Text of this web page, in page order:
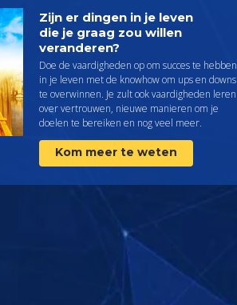
Zijn er dingen in je leven
die je graag zou willen
veranderen?
Doe de vaardigheden op om succes te hebben
in je leven met de knowhow om ups en downs
te overwinnen. Je zult ook vaardigheden leren
over vertrouwen, nieuwe manieren om je
doelen te bereiken en nog veel meer.
Kom meer te weten